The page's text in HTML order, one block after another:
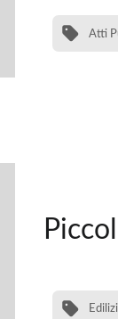
Atti